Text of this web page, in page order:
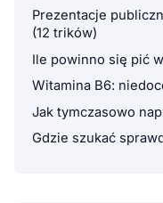
Prezentacje
(12 trików)
Ile powinno się pić
Witamina B6:
Jak tymczasowo
Gdzie szukać